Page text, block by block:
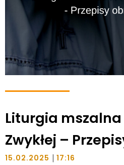
Liturgia mszalna
Zwykłej –
15.02.2025 | 17:16